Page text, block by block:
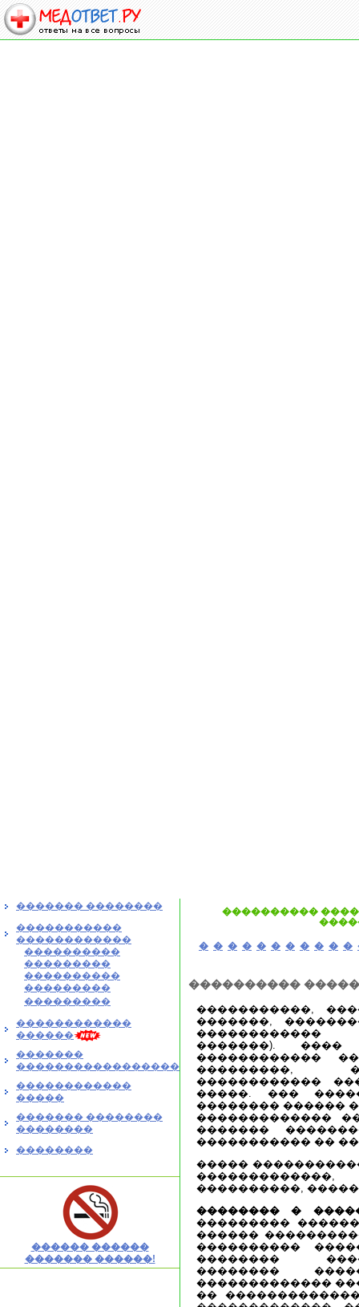
������� ��������
�����������
������������
����������
���������
����������
���������
���������
������������
������
�������
�����������������
������������
�����
������� ��������
��������
��������
������ ������
������� ������!
����������
� � � � � � � � � � �
����������
�����������,
�������,
������������
�������). ����
������������
���������,
������������
�����. ���
�������� ������
�������������
�������
����������� ��
�����
����������,
�������� �
���������
������
����������
��������
��������
�������������
��